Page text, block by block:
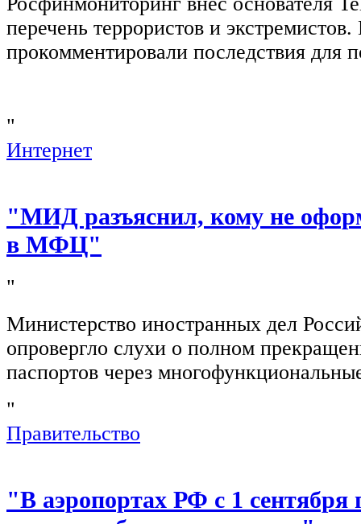
перечень террористов и
прокомментировали последствия для
"
Интернет
"МИД разъяснил, кому не
в МФЦ"
"
Министерство иностранных дел
опровергло слухи о полном
паспортов через
"
Правительство
"В аэропортах РФ с 1 сентября